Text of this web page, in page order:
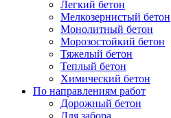
Легкий бетон
Мелкозернистый бетон
Монолитный бетон
Морозостойкий бетон
Тяжелый бетон
Теплый бетон
Химический бетон
По направлениям работ
Дорожный бетон
Для забора